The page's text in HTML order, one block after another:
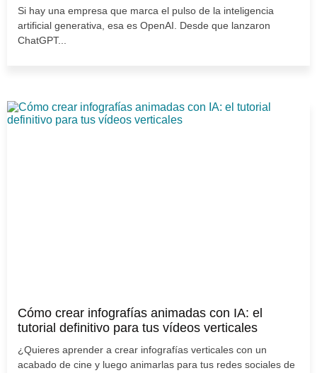
Si hay una empresa que marca el pulso de la inteligencia
artificial generativa, esa es OpenAI. Desde que lanzaron
ChatGPT...
Cómo crear infografías animadas con IA: el
tutorial definitivo para tus vídeos verticales
¿Quieres aprender a crear infografías verticales con un
acabado de cine y luego animarlas para tus redes sociales de